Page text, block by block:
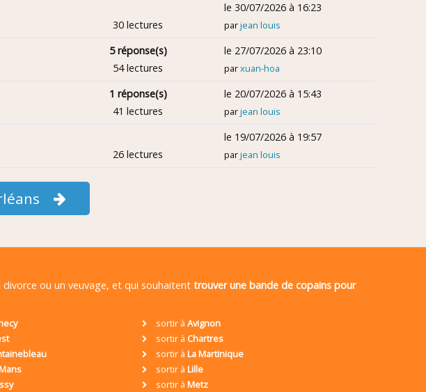
30 lectures
le 30/07/2026 à 16:23
parjean louis
5 réponse(s)
54 lectures
le 27/07/2026 à 23:10
parxuan-hoa
1 réponse(s)
41 lectures
le 20/07/2026 à 15:43
parjean louis
26 lectures
le 19/07/2026 à 19:57
parjean louis
divorce ou un veuvage, et qui souhaitent trouver une bande de copains pour
sortir à Avignon
sortir à Chartres
sortir à La Martinique
sortir à Lille
sortir à Metz